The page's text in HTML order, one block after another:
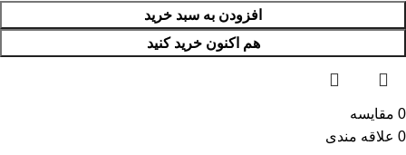
افزودن به سبد خرید
هم اکنون خرید کنید
0 مقایسه
0 علاقه مندی